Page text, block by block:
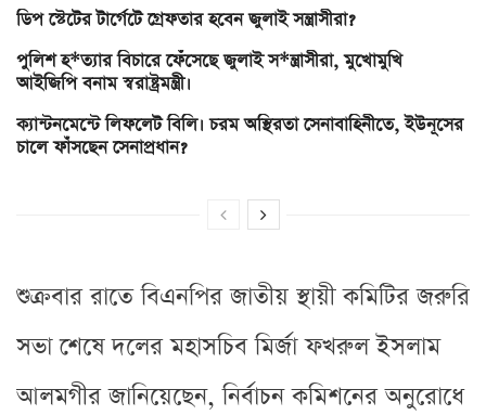
ডিপ স্টেটের টার্গেটে গ্রেফতার হবেন জুলাই সন্ত্রাসীরা?
পুলিশ হ*ত্যার বিচারে ফেঁসেছে জুলাই স*ন্ত্রাসীরা, মুখোমুখি
আইজিপি বনাম স্বরাষ্ট্রমন্ত্রী।
ক্যান্টনমেন্টে লিফলেট বিলি। চরম অস্থিরতা সেনাবাহিনীতে, ইউনূসের
চালে ফাঁসছেন সেনাপ্রধান?
শুক্রবার রাতে বিএনপির জাতীয় স্থায়ী কমিটির জরুরি
সভা শেষে দলের মহাসচিব মির্জা ফখরুল ইসলাম
আলমগীর জানিয়েছেন, নির্বাচন কমিশনের অনুরোধে